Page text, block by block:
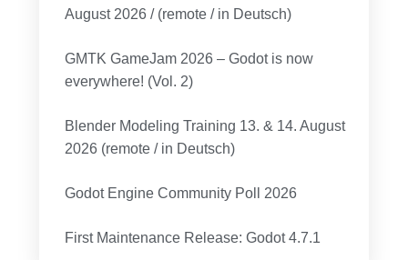
August 2026 / (remote / in Deutsch)
GMTK GameJam 2026 – Godot is now
everywhere! (Vol. 2)
Blender Modeling Training 13. & 14. August
2026 (remote / in Deutsch)
Godot Engine Community Poll 2026
First Maintenance Release: Godot 4.7.1